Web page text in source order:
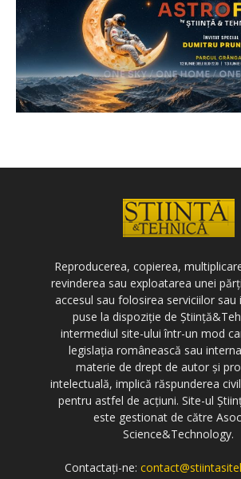
Reproducerea, copierea,
revinderea sau exploatarea unei
accesul sau folosirea serviciilor
puse la dispoziție de
intermediul site-ului într-un mod
legislația românească sau
materie de drept de autor și
intelectuală, implică răspunderea
pentru astfel de acțiuni. Site-ul
este gestionat de către
Science&Technology.
Contactați-ne: